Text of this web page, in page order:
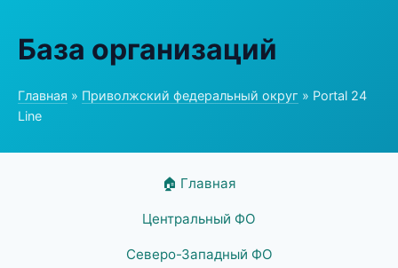
База организаций
Главная » Приволжский федеральный округ » Portal 24
Line
🏠 Главная
Центральный ФО
Северо-Западный ФО